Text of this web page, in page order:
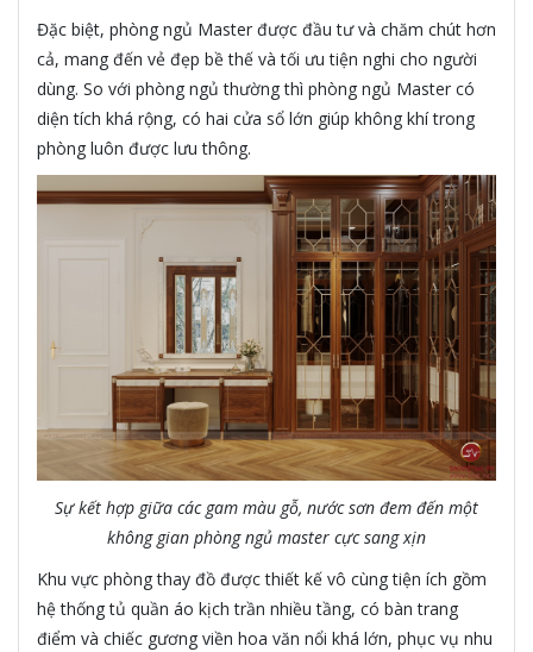
Đặc biệt, phòng ngủ Master được đầu tư và chăm chút hơn
cả, mang đến vẻ đẹp bề thế và tối ưu tiện nghi cho người
dùng. So với phòng ngủ thường thì phòng ngủ Master có
diện tích khá rộng, có hai cửa sổ lớn giúp không khí trong
phòng luôn được lưu thông.
Sự kết hợp giữa các gam màu gỗ, nước sơn đem đến một
không gian phòng ngủ master cực sang xịn
Khu vực phòng thay đồ được thiết kế vô cùng tiện ích gồm
hệ thống tủ quần áo kịch trần nhiều tầng, có bàn trang
điểm và chiếc gương viền hoa văn nổi khá lớn, phục vụ nhu